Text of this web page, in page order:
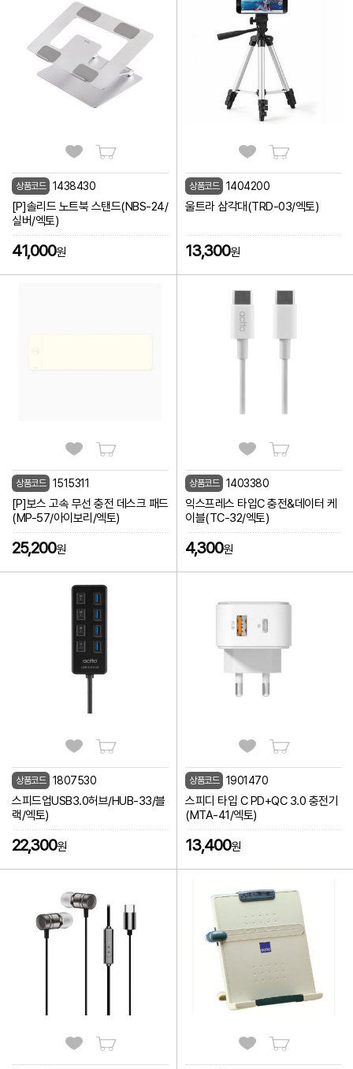
상품코드 1438430
[P]솔리드 노트북 스탠드(NBS-24/
실버/엑토)
41,000원
상품코드 1404200
울트라 삼각대(TRD-03/엑토)
13,300원
상품코드 1515311
[P]보스 고속 무선 충전 데스크 패드
(MP-57/아이보리/엑토)
25,200원
상품코드 1403380
익스프레스 타입C 충전&데이터 케
이블(TC-32/엑토)
4,300원
상품코드 1807530
스피드업USB3.0허브/HUB-33/블
랙/엑토)
22,300원
상품코드 1901470
스피디 타입 C PD+QC 3.0 충전기
(MTA-41/엑토)
13,400원